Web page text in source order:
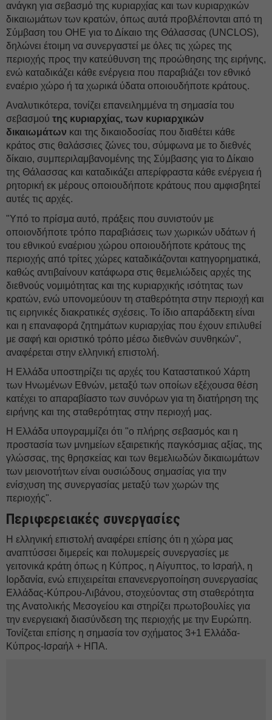
ανάγκη για σεβασμό της κυριαρχίας και των κυριαρχικών
δικαιωμάτων των κρατών, όπως αυτά προβλέπονται από τη
Σύμβαση του ΟΗΕ για το Δίκαιο της Θάλασσας (UNCLOS),
δηλώνει έτοιμη να συνεργαστεί με όλες τις χώρες της
περιοχής προς την κατεύθυνση της προώθησης της ειρήνης,
ενώ καταδικάζει κάθε ενέργεια που παραβιάζει τον εθνικό
εναέριο χώρο ή τα χωρικά ύδατα οποιουδήποτε κράτους.
Αναλυτικότερα, τονίζει επανειλημμένα τη σημασία του
σεβασμού της κυριαρχίας, των κυριαρχικών
δικαιωμάτων και της δικαιοδοσίας που διαθέτει κάθε
κράτος στις θαλάσσιες ζώνες του, σύμφωνα με το διεθνές
δίκαιο, συμπεριλαμβανομένης της Σύμβασης για το Δίκαιο
της Θάλασσας και καταδικάζει απερίφραστα κάθε ενέργεια ή
ρητορική εκ μέρους οποιουδήποτε κράτους που αμφισβητεί
αυτές τις αρχές.
"Υπό το πρίσμα αυτό, πράξεις που συνιστούν με
οποιονδήποτε τρόπο παραβιάσεις των χωρικών υδάτων ή
του εθνικού εναέριου χώρου οποιουδήποτε κράτους της
περιοχής από τρίτες χώρες καταδικάζονται κατηγορηματικά,
καθώς αντιβαίνουν κατάφωρα στις θεμελιώδεις αρχές της
διεθνούς νομιμότητας και της κυριαρχικής ισότητας των
κρατών, ενώ υπονομεύουν τη σταθερότητα στην περιοχή και
τις ειρηνικές διακρατικές σχέσεις. Το ίδιο απαράδεκτη είναι
και η επαναφορά ζητημάτων κυριαρχίας που έχουν επιλυθεί
με σαφή και οριστικό τρόπο μέσω διεθνών συνθηκών",
αναφέρεται στην ελληνική επιστολή.
Η Ελλάδα υποστηρίζει τις αρχές του Καταστατικού Χάρτη
των Ηνωμένων Εθνών, μεταξύ των οποίων εξέχουσα θέση
κατέχει το απαραβίαστο των συνόρων για τη διατήρηση της
ειρήνης και της σταθερότητας στην περιοχή μας.
Η Ελλάδα υπογραμμίζει ότι "ο πλήρης σεβασμός και η
προστασία των μνημείων εξαιρετικής παγκόσμιας αξίας, της
γλώσσας, της θρησκείας και των θεμελιωδών δικαιωμάτων
των μειονοτήτων είναι ουσιώδους σημασίας για την
ενίσχυση της συνεργασίας μεταξύ των χωρών της
περιοχής".
Περιφερειακές συνεργασίες
Η ελληνική επιστολή αναφέρει επίσης ότι η χώρα μας
αναπτύσσει διμερείς και πολυμερείς συνεργασίες με
γειτονικά κράτη όπως η Κύπρος, η Αίγυπτος, το Ισραήλ, η
Ιορδανία, ενώ επιχειρείται επανενεργοποίηση συνεργασίας
Ελλάδας-Κύπρου-Λιβάνου, στοχεύοντας στη σταθερότητα
της Ανατολικής Μεσογείου και στηρίζει πρωτοβουλίες για
την ενεργειακή διασύνδεση της περιοχής με την Ευρώπη.
Τονίζεται επίσης η σημασία τον σχήματος 3+1 Ελλάδα-
Κύπρος-Ισραήλ + ΗΠΑ.